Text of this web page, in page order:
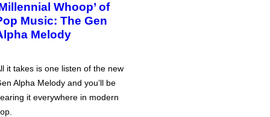
Whoop’ of
Music: The Gen
Melody
it takes is one listen of the new
Alpha Melody and you’ll be
it everywhere in modern